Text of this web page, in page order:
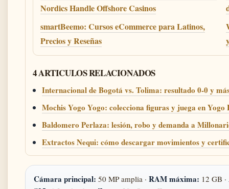
Nordics Handle Offshore Casinos
smartBeemo: Cursos eCommerce para Latinos,
Precios y Reseñas
4 ARTICULOS RELACIONADOS
Internacional de Bogotá vs. Tolima: resultado 0-0 y
Mochis Yogo Yogo: colecciona figuras y juega en Yogo
Baldomero Perlaza: lesión, robo y demanda a
Extractos Nequi: cómo descargar movimientos y
Cámara principal: 50 MP amplia · RAM máxima: 12 GB ·